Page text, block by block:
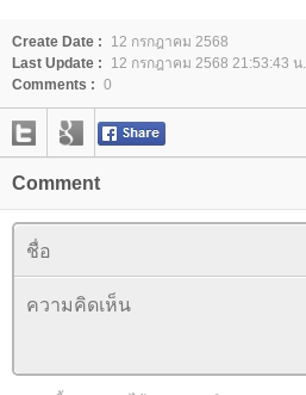
Create Date :
12 กรกฎาคม 2568
Last Update :
12 กรกฎาคม 2568 21:53:43 น.
Comments : 0
Comment